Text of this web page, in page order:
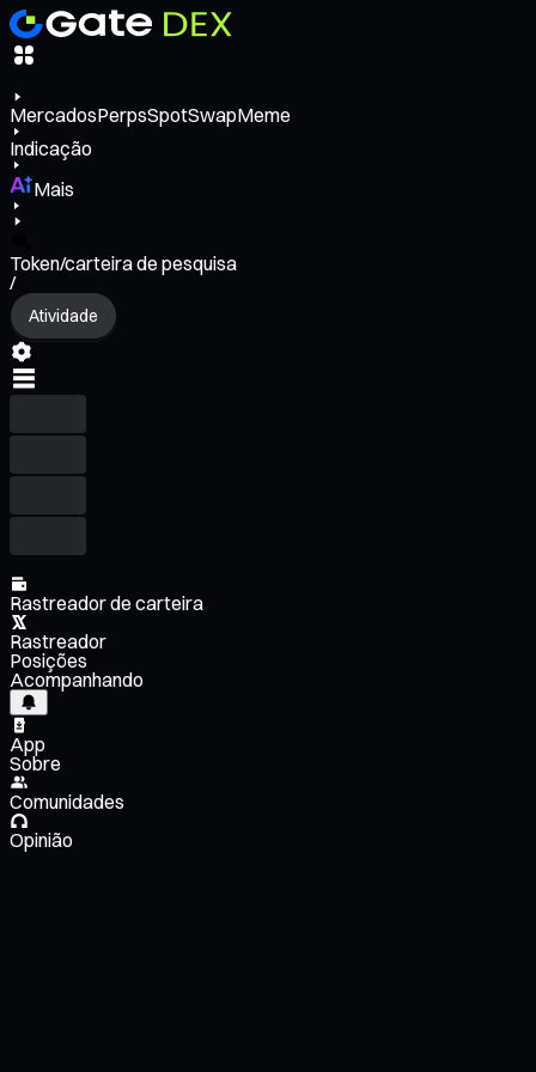
MercadosPerpsSpotSwapMeme
Indicação
Mais
Token/carteira de pesquisa
/
Atividade
Rastreador de carteira
Rastreador
Posições
Acompanhando
App
Sobre
Comunidades
Opinião